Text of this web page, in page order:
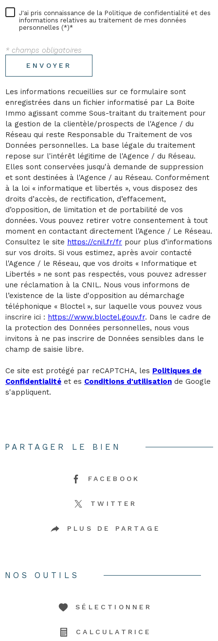
J'ai pris connaissance de la Politique de confidentialité et des
informations relatives au traitement de mes données
personnelles (*)*
* champs obligatoires
ENVOYER
Les informations recueillies sur ce formulaire sont
enregistrées dans un fichier informatisé par La Boite
Immo agissant comme Sous-traitant du traitement pour
la gestion de la clientèle/prospects de l'Agence / du
Réseau qui reste Responsable du Traitement de vos
Données personnelles. La base légale du traitement
repose sur l'intérêt légitime de l'Agence / du Réseau.
Elles sont conservées jusqu'à demande de suppression
et sont destinées à l'Agence / au Réseau. Conformément
à la loi « informatique et libertés », vous disposez des
droits d’accès, de rectification, d’effacement,
d’opposition, de limitation et de portabilité de vos
données. Vous pouvez retirer votre consentement à tout
moment en contactant directement l’Agence / Le Réseau.
Consultez le site https://cnil.fr/fr pour plus d’informations
sur vos droits. Si vous estimez, après avoir contacté
l'Agence / le Réseau, que vos droits « Informatique et
Libertés » ne sont pas respectés, vous pouvez adresser
une réclamation à la CNIL. Nous vous informons de
l’existence de la liste d'opposition au démarchage
téléphonique « Bloctel », sur laquelle vous pouvez vous
inscrire ici : https://www.bloctel.gouv.fr. Dans le cadre de
la protection des Données personnelles, nous vous
invitons à ne pas inscrire de Données sensibles dans le
champ de saisie libre.
Ce site est protégé par reCAPTCHA, les Politiques de
Confidentialité et es Conditions d'utilisation de Google
s'appliquent.
PARTAGER LE BIEN
FACEBOOK
TWITTER
PLUS DE PARTAGE
NOS OUTILS
SÉLECTIONNER
CALCULATRICE